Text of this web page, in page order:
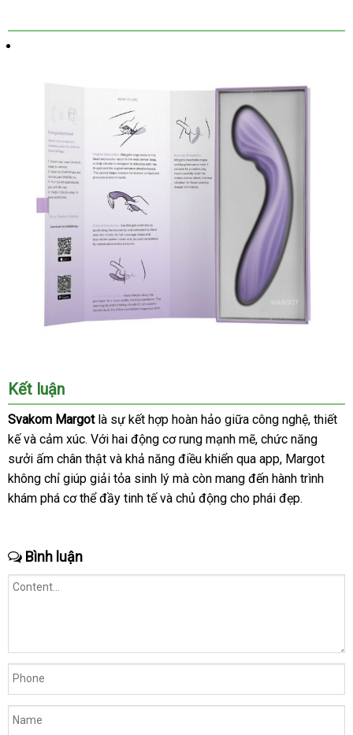
Kết luận
Svakom Margotlà sự kết hợp hoàn hảo giữa công nghệnhanh
nhất
, thiết
kếnhập
khẩu
và cảm xúcthông
minh
. Với hai động cơ rung mạnh mẽxách
tay
, chức năng
sưởi ấm chân thật tự
động
và khả năng điều khiển qua appxuất
khẩu
, Margot
không chỉ giúp giải tỏa sinh lý kiểm
tra
mà còn mang đến hành trình
khám phá cơ thể đầy tinh tếđại
và chủ động cho phái đẹp.
Bình luận